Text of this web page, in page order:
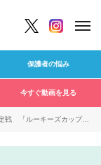
保護者の悩み
今すぐ動画を見る
戦 「ルーキーズカップ」